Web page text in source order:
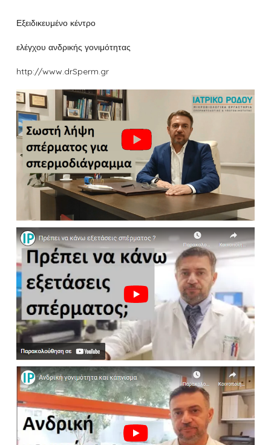
Εξειδικευμένο κέντρο
ελέγχου ανδρικής γονιμότητας
http://www.drSperm.gr